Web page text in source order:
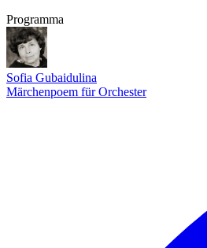
Programma
Sofia Gubaidulina
Märchenpoem für Orchester